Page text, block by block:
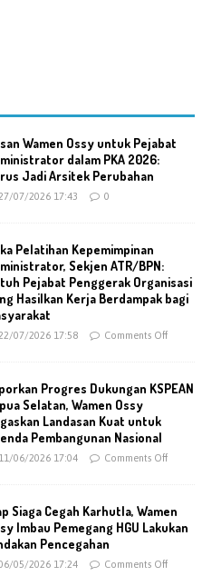
Wamen Ossy untuk Pejabat
dalam PKA 2026:
Jadi Arsitek Perubahan
27/07/2026 17:43 0
Pelatihan Kepemimpinan
Sekjen ATR/BPN:
Pejabat Penggerak Organisasi
Hasilkan Kerja Berdampak bagi
22/07/2026 17:58 Comments Off
Progres Dukungan KSPEAN
Selatan, Wamen Ossy
Landasan Kuat untuk
Pembangunan Nasional
11/06/2026 17:04 Comments Off
Siaga Cegah Karhutla, Wamen
Imbau Pemegang HGU Lakukan
Pencegahan
05/2026 17:24 Comments Off